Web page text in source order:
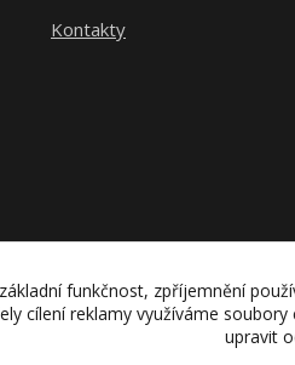
Kontakty
funkčnost, zpříjemnění
cílení reklamy využíváme
upravit